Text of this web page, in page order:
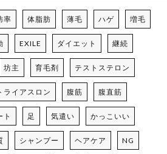
率 体脂肪 薄毛 ハゲ 増毛
EXILE ダイエット 継続
坊主 育毛剤 テストステロン
ライアスロン 腹筋 腹直筋
ト 足 気遣い かっこいい
シャンプー ヘアケア NG